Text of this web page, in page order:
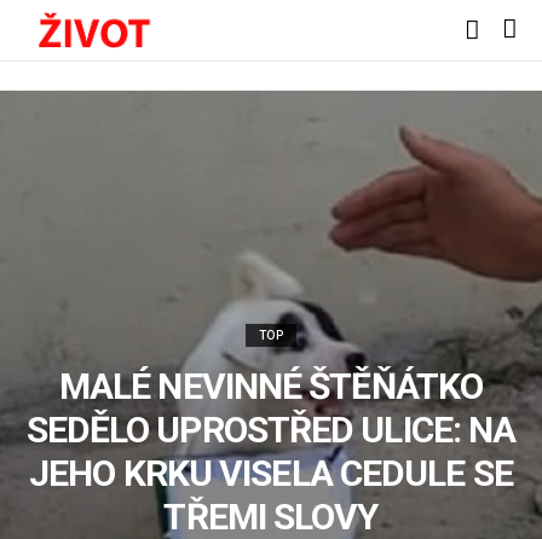
TOP
MALÉ NEVINNÉ ŠTĚŇÁTKO
SEDĚLO UPROSTŘED ULICE: NA
JEHO KRKU VISELA CEDULE SE
TŘEMI SLOVY